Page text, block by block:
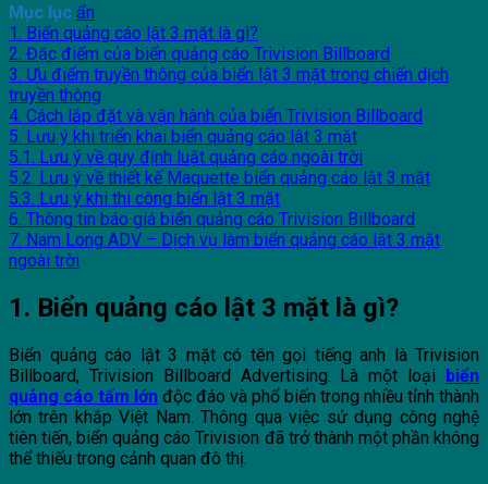
Mục lục ẩn
1. Biển quảng cáo lật 3 mặt là gì?
2. Đặc điểm của biển quảng cáo Trivision Billboard
3. Ưu điểm truyền thông của biển lật 3 mặt trong chiến dịch
truyền thông
4. Cách lắp đặt và vận hành của biển Trivision Billboard
5. Lưu ý khi triển khai biển quảng cáo lật 3 mặt
5.1. Lưu ý về quy định luật quảng cáo ngoài trời
5.2. Lưu ý về thiết kế Maquette biển quảng cáo lật 3 mặt
5.3. Lưu ý khi thi công biển lật 3 mặt
6. Thông tin báo giá biển quảng cáo Trivision Billboard
7. Nam Long ADV – Dịch vụ làm biển quảng cáo lật 3 mặt
ngoài trời
1. Biển quảng cáo lật 3 mặt là gì?
Biển quảng cáo lật 3 mặt có tên gọi tiếng anh là Trivision
Billboard, Trivision Billboard Advertising. Là một loại biển
quảng cáo tấm lớn độc đáo và phổ biến trong nhiều tỉnh thành
lớn trên khắp Việt Nam. Thông qua việc sử dụng công nghệ
tiên tiến, biển quảng cáo Trivision đã trở thành một phần không
thể thiếu trong cảnh quan đô thị.